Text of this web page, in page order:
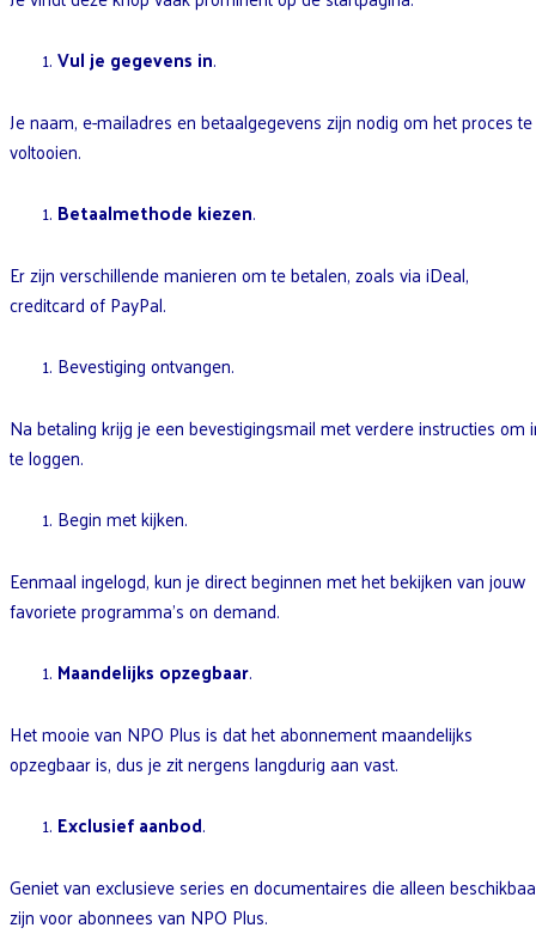
Vul je gegevens in.
Je naam, e-mailadres en betaalgegevens zijn nodig om het proces te
voltooien.
Betaalmethode kiezen.
Er zijn verschillende manieren om te betalen, zoals via iDeal,
creditcard of PayPal.
Bevestiging ontvangen.
Na betaling krijg je een bevestigingsmail met verdere instructies om
te loggen.
Begin met kijken.
Eenmaal ingelogd, kun je direct beginnen met het bekijken van jouw
favoriete programma’s on demand.
Maandelijks opzegbaar.
Het mooie van NPO Plus is dat het abonnement maandelijks
opzegbaar is, dus je zit nergens langdurig aan vast.
Exclusief aanbod.
Geniet van exclusieve series en documentaires die alleen
zijn voor abonnees van NPO Plus.